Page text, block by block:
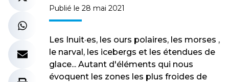
Publié le 28 mai 2021
Les Inuit·es, les ours polaires, les morses ,
le narval, les icebergs et les étendues de
glace... Autant d'éléments qui nous
évoquent les zones les plus froides de